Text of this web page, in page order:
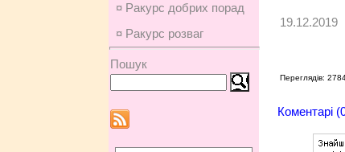
¤ Ракурс добрих порад
¤ Ракурс розваг
Пошук
19.12.2019
Переглядів:
Коментарі